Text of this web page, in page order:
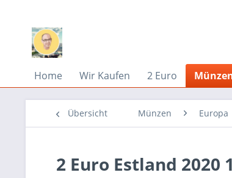
Home Wir Kaufen 2 Euro
Übersicht Münzen Europa
2 Euro Estland